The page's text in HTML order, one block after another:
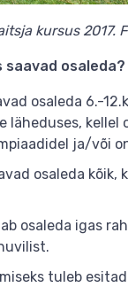
kursus 2017.
saavad osaleda?
osaleda 6.-
läheduses, kellel
ja/või
osaleda
osaleda igas
tuleb